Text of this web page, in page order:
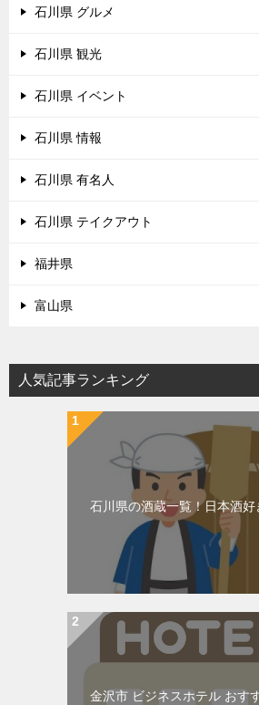
石川県 グルメ
石川県 観光
石川県 イベント
石川県 情報
石川県 有名人
石川県 テイクアウト
福井県
富山県
人気記事ランキング
石川県の酒蔵一覧！日本酒好
金沢市 ビジネスホテル おす